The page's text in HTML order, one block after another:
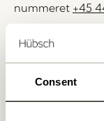
Consent
nummeret +45
Levering indenfor
30 dages returret
Fri fragt over